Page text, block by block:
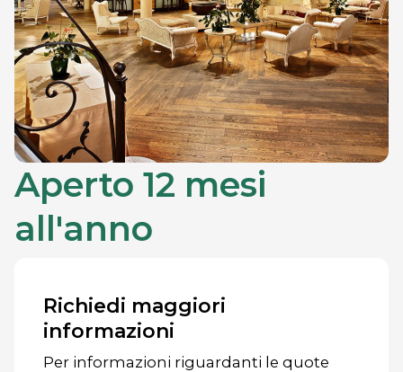
Aperto 12 mesi
all'anno
Richiedi maggiori
informazioni
Per informazioni riguardanti le quote